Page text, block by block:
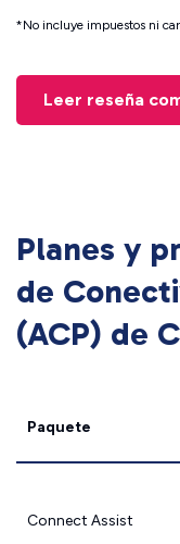
*No incluye impuestos ni
Leer reseña
Planes y
de
(ACP) de
Paquete
Connect Assist